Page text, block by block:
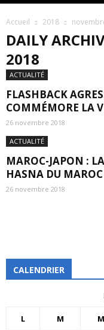
Accueil 2018
DAILY
2018
ACTUALITÉ
FLASHBACK
COMMÉMORE LA
26 novembre 2018
ACTUALITÉ
MAROC-JAPON :
HASNA DU
26 novembre 2018
CALENDRIER
L M M